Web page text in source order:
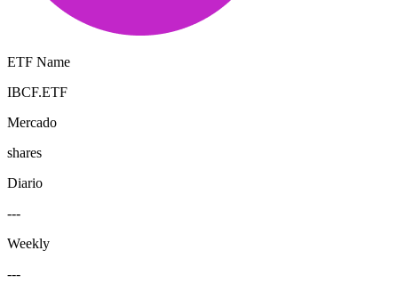
ETF Name
IBCF.ETF
Mercado
shares
Diario
---
Weekly
---